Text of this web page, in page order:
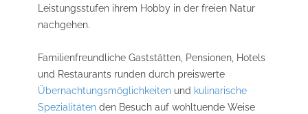
Leistungsstufen ihrem Hobby in der freien Natur
nachgehen.
Familienfreundliche Gaststätten, Pensionen, Hotels
und Restaurants runden durch preiswerte
Übernachtungsmöglichkeiten und kulinarische
Spezialitäten den Besuch auf wohltuende Weise